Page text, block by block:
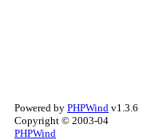
Powered by PHPWind v1.3.6
Copyright © 2003-04
PHPWind